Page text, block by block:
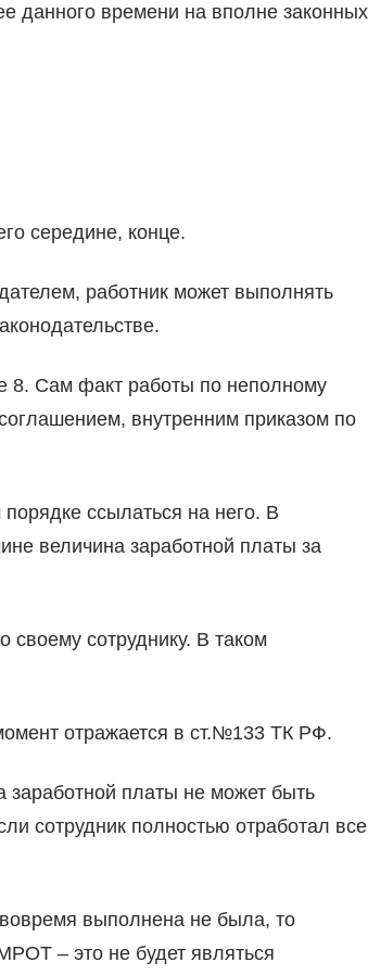
данного времени на вполне законных
середине, конце.
работник может выполнять
8. Сам факт работы по неполному
внутренним приказом по
ссылаться на него. В
величина заработной платы за
своему сотруднику. В таком
отражается в ст.№133 ТК РФ.
заработной платы не может быть
сотрудник полностью отработал все
выполнена не была, то
– это не будет являться